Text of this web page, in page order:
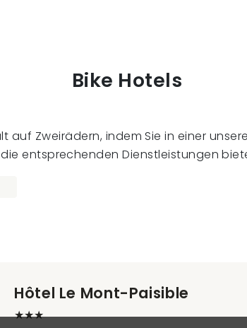
Bike Hotels
auf Zweirädern, indem Sie in einer
entsprechenden Dienstleistungen
Hôtel Le Mont-Paisible
★★★